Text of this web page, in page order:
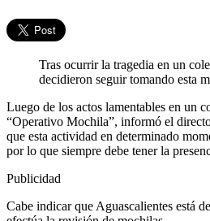
Tras ocurrir la tragedia en un
decidieron seguir tomando esta
Luego de los actos lamentables en un
“Operativo Mochila”, informó el
que esta actividad en determinado
por lo que siempre debe tener la
Publicidad
Cabe indicar que Aguascalientes está